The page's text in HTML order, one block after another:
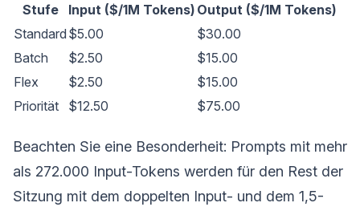
Stufe Input ($/1M Tokens) Output ($/1M Tokens)
Standard $5.00
$30.00
Batch
$2.50
$15.00
Flex
$2.50
$15.00
Priorität
$12.50 $75.00
Beachten Sie eine Besonderheit: Prompts mit mehr
als 272.000 Input-Tokens werden für den Rest der
Sitzung mit dem doppelten Input- und dem 1,5-